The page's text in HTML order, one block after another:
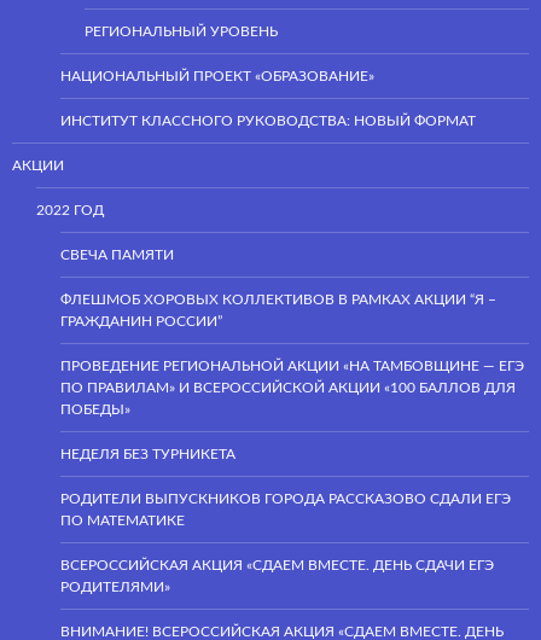
РЕГИОНАЛЬНЫЙ УРОВЕНЬ
НАЦИОНАЛЬНЫЙ ПРОЕКТ «ОБРАЗОВАНИЕ»
ИНСТИТУТ КЛАССНОГО РУКОВОДСТВА: НОВЫЙ ФОРМАТ
АКЦИИ
2022 ГОД
СВЕЧА ПАМЯТИ
ФЛЕШМОБ ХОРОВЫХ КОЛЛЕКТИВОВ В РАМКАХ АКЦИИ “Я –
ГРАЖДАНИН РОССИИ”
ПРОВЕДЕНИЕ РЕГИОНАЛЬНОЙ АКЦИИ «НА ТАМБОВЩИНЕ — ЕГЭ
ПО ПРАВИЛАМ» И ВСЕРОССИЙСКОЙ АКЦИИ «100 БАЛЛОВ ДЛЯ
ПОБЕДЫ»
НЕДЕЛЯ БЕЗ ТУРНИКЕТА
РОДИТЕЛИ ВЫПУСКНИКОВ ГОРОДА РАССКАЗОВО СДАЛИ ЕГЭ
ПО МАТЕМАТИКЕ
ВСЕРОССИЙСКАЯ АКЦИЯ «СДАЕМ ВМЕСТЕ. ДЕНЬ СДАЧИ ЕГЭ
РОДИТЕЛЯМИ»
ВНИМАНИЕ! ВСЕРОССИЙСКАЯ АКЦИЯ «СДАЕМ ВМЕСТЕ. ДЕНЬ